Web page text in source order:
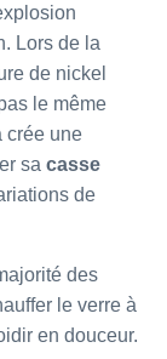
Lors de la
de nickel
le même
crée une
sa casse
de
des
le verre à
en douceur.